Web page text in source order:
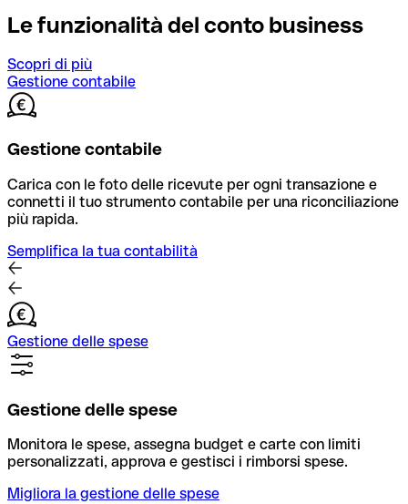
Le funzionalità del conto business
Scopri di più
Gestione contabile
Gestione contabile
Carica con le foto delle ricevute per ogni transazione e
connetti il tuo strumento contabile per una riconciliazione
più rapida.
Semplifica la tua contabilità
Gestione delle spese
Gestione delle spese
Monitora le spese, assegna budget e carte con limiti
personalizzati, approva e gestisci i rimborsi spese.
Migliora la gestione delle spese